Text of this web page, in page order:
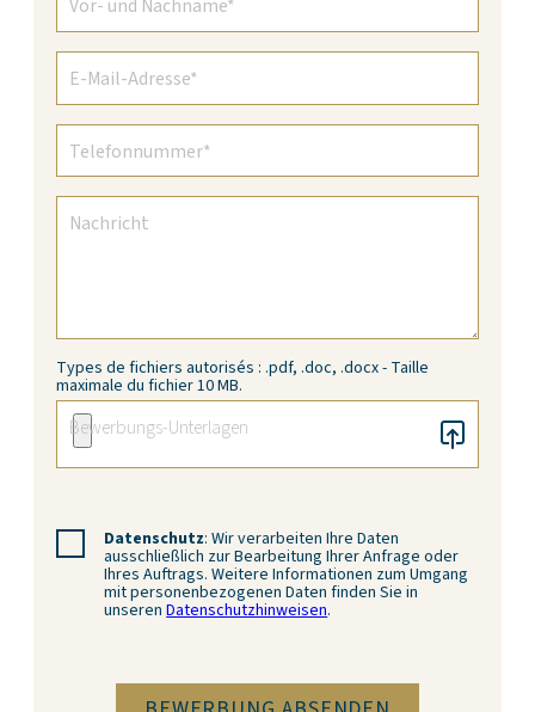
Types de fichiers autorisés : .pdf, .doc, .docx - Taille
maximale du fichier 10 MB.
Datenschutz: Wir verarbeiten Ihre Daten
ausschließlich zur Bearbeitung Ihrer Anfrage oder
Ihres Auftrags. Weitere Informationen zum Umgang
mit personenbezogenen Daten finden Sie in
unserenDatenschutzhinweisen.